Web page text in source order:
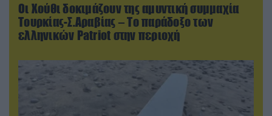
Οι Χούθι δοκιμάζουν της αμυντική συμμαχία
Τουρκίας-Σ.Αραβίας – Το παράδοξο των
ελληνικών Patriot στην περιοχή